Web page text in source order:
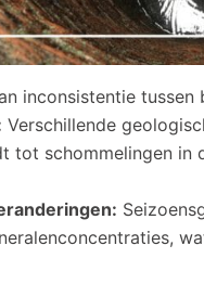
inconsistentie
Verschillende
tot schommelingen in